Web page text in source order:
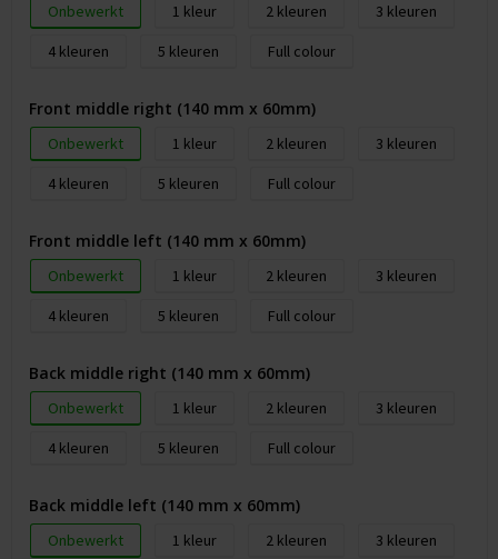
Onbewerkt 1 2
3
4
5 Full colour
Front middle right (140 mm x 60mm)
Onbewerkt 1 2
3
4
5 Full colour
Front middle left (140 mm x 60mm)
Onbewerkt 1 2
3
4
5 Full colour
Back middle right (140 mm x 60mm)
Onbewerkt 1 2
3
4
5 Full colour
Back middle left (140 mm x 60mm)
Onbewerkt 1 2
3